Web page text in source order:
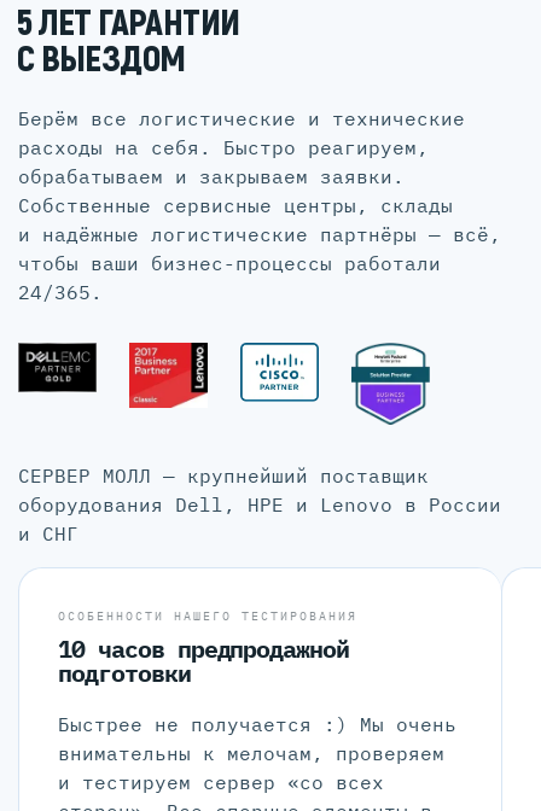
5 ЛЕТ ГАРАНТИИ
С ВЫЕЗДОМ
Берём все логистические и технические
расходы на себя. Быстро реагируем,
обрабатываем и закрываем заявки.
Собственные сервисные центры, склады
и надёжные логистические партнёры — всё,
чтобы ваши бизнес-процессы работали
24/365.
СЕРВЕР МОЛЛ — крупнейший поставщик
оборудования Dell, HPE и Lenovo в России
и СНГ
ОСОБЕННОСТИ НАШЕГО ТЕСТИРОВАНИЯ
10 часов предпродажной
подготовки
Быстрее не получается :) Мы очень
внимательны к мелочам, проверяем
и тестируем сервер «со всех